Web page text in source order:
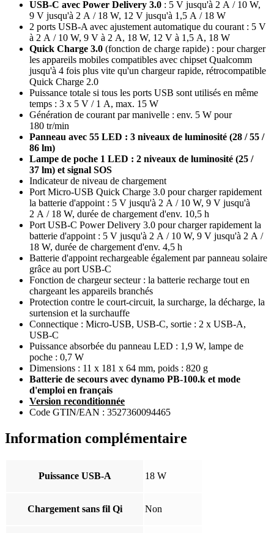
USB-C avec Power Delivery 3.0 : 5 V jusqu'à 2 A / 10 W,
9 V jusqu'à 2 A / 18 W, 12 V jusqu'à 1,5 A / 18 W
2 ports USB-A avec ajustement automatique du courant : 5 V
à 2 A / 10 W, 9 V à 2 A, 18 W, 12 V à 1,5 A, 18 W
Quick Charge 3.0 (fonction de charge rapide) : pour charger
les appareils mobiles compatibles avec chipset Qualcomm
jusqu'à 4 fois plus vite qu'un chargeur rapide, rétrocompatible
Quick Charge 2.0
Puissance totale si tous les ports USB sont utilisés en même
temps : 3 x 5 V / 1 A, max. 15 W
Génération de courant par manivelle : env. 5 W pour
180 tr/min
Panneau avec 55 LED : 3 niveaux de luminosité (28 / 55 /
86 lm)
Lampe de poche 1 LED : 2 niveaux de luminosité (25 /
37 lm) et signal SOS
Indicateur de niveau de chargement
Port Micro-USB Quick Charge 3.0 pour charger rapidement
la batterie d'appoint : 5 V jusqu'à 2 A / 10 W, 9 V jusqu'à
2 A / 18 W, durée de chargement d'env. 10,5 h
Port USB-C Power Delivery 3.0 pour charger rapidement la
batterie d'appoint : 5 V jusqu'à 2 A / 10 W, 9 V jusqu'à 2 A /
18 W, durée de chargement d'env. 4,5 h
Batterie d'appoint rechargeable également par panneau solaire
grâce au port USB-C
Fonction de chargeur secteur : la batterie recharge tout en
chargeant les appareils branchés
Protection contre le court-circuit, la surcharge, la décharge, la
surtension et la surchauffe
Connectique : Micro-USB, USB-C, sortie : 2 x USB-A,
USB-C
Puissance absorbée du panneau LED : 1,9 W, lampe de
poche : 0,7 W
Dimensions : 11 x 181 x 64 mm, poids : 820 g
Batterie de secours avec dynamo PB-100.k et mode
d'emploi en français
Version reconditionnée
Code GTIN/EAN : 3527360094465
Information complémentaire
Puissance USB-A 18 W
Chargement sans fil Qi Non